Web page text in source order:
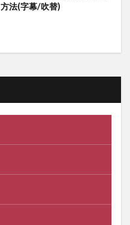
方法(字幕/吹替)